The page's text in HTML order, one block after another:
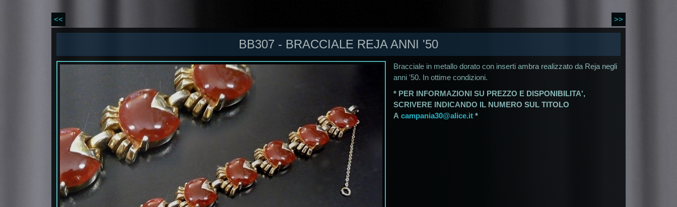
<< >>
BB307 - BRACCIALE REJA ANNI '50
Bracciale in metallo dorato con inserti ambra realizzato da Reja negli
anni '50. In ottime condizioni.
* PER INFORMAZIONI SU PREZZO E DISPONIBILITA',
SCRIVERE INDICANDO IL NUMERO SUL TITOLO
A campania30@alice.it *